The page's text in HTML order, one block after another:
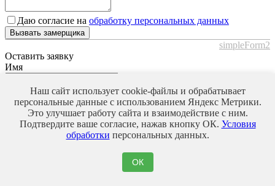
Даю согласие на обработку персональных данных
Вызвать замерщика
simpleForm2
Оставить заявку
Имя
Телефон*
Ваше сообщение
обработку персональных данных
Наш сайт использует cookie-файлы и обрабатывает
персональные данные с использованием Яндекс Метрики.
Это улучшает работу сайта и взаимодействие с ним.
Подтвердите ваше согласие, нажав кнопку ОК. Условия
обработки персональных данных.
ОК